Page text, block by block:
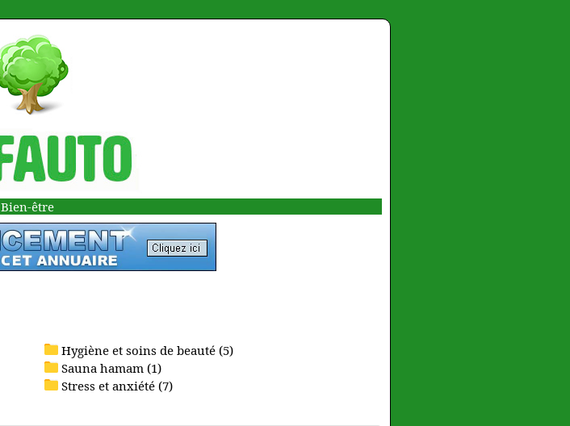
Bien-être
Hygiène et soins de beauté (5)
Sauna hamam (1)
Stress et anxiété (7)